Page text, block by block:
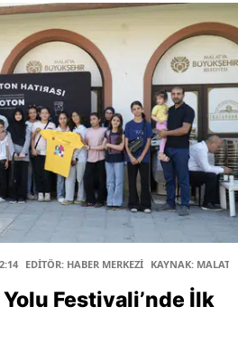
EDİTÖR: HABER MERKEZİ KAYNAK:
Festivali’nde İlk